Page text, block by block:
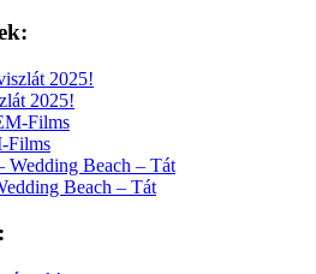
2025!
Films
Beach – Tát